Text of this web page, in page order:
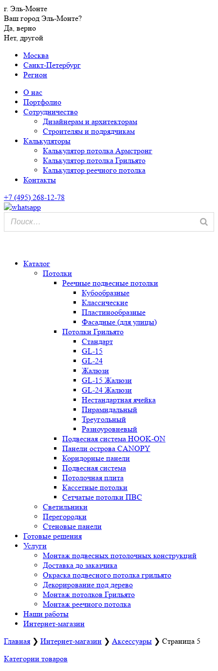
г. Эль-Монте
Ваш город Эль-Монте?
Да, верно
Нет, другой
Москва
Санкт-Петербург
Регион
О нас
Портфолио
Сотрудничество
Дизайнерам и архитекторам
Строителям и подрядчикам
Калькуляторы
Калькулятор потолка Армстронг
Калькулятор потолка Грильято
Калькулятор реечного потолка
Контакты
+7 (495) 268-12-78
Каталог
Потолки
Реечные подвесные потолки
Кубообразные
Классические
Пластинообразные
Фасадные (для улицы)
Потолки Грильято
Стандарт
GL-15
GL-24
Жалюзи
GL-15 Жалюзи
GL-24 Жалюзи
Нестандартная ячейка
Пирамидальный
Треугольный
Разноуровневый
Подвесная система HOOK-ON
Панели острова CANOPY
Коридорные панели
Подвесная система
Потолочная плита
Кассетные потолки
Сетчатые потолки ПВС
Светильники
Перегородки
Стеновые панели
Готовые решения
Услуги
Монтаж подвесных потолочных конструкций
Доставка до заказчика
Окраска подвесного потолка грильято
Декорирование под дерево
Монтаж потолков Грильято
Монтаж реечного потолка
Наши работы
Интернет-магазин
Главная ❯ Интернет-магазин ❯ Аксессуары ❯ Страница 5
Категории товаров